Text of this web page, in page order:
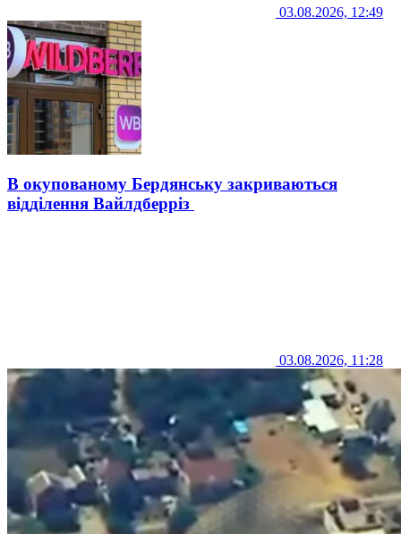
03.08.2026, 12:49
В окупованому Бердянську закриваються
відділення Вайлдберріз
03.08.2026, 11:28